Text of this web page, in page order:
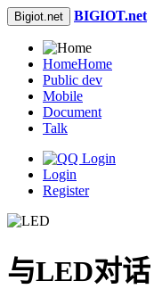
Bigiot.net BIGIOT.net
HomeHome
Public dev
Mobile
Document
Talk
Login
Register
与LED对话